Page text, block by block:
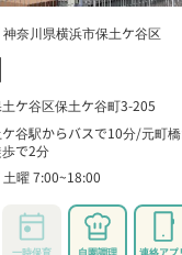
神奈川県横浜市保土ケ谷区
ケ谷区保土ケ谷町3-205
ケ谷駅からバスで10分 元町
で2分
土曜 7:00~18:00
一時保育 自園調理 連絡アプ